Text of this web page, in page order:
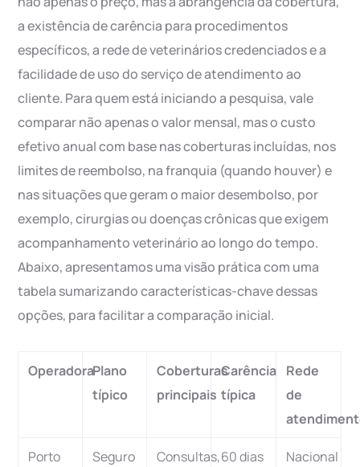
a existência de carência para procedimentos
específicos, a rede de veterinários credenciados e a
facilidade de uso do serviço de atendimento ao
cliente. Para quem está iniciando a pesquisa, vale
comparar não apenas o valor mensal, mas o custo
efetivo anual com base nas coberturas incluídas, nos
limites de reembolso, na franquia (quando houver) e
nas situações que geram o maior desembolso, por
exemplo, cirurgias ou doenças crônicas que exigem
acompanhamento veterinário ao longo do tempo.
Abaixo, apresentamos uma visão prática com uma
tabela sumarizando características-chave dessas
opções, para facilitar a comparação inicial.
OperadoraPlano
típico
Coberturas
principais
Carência
típica
Rede
de
Porto
Seguro
Consultas,60 dias
Nacional